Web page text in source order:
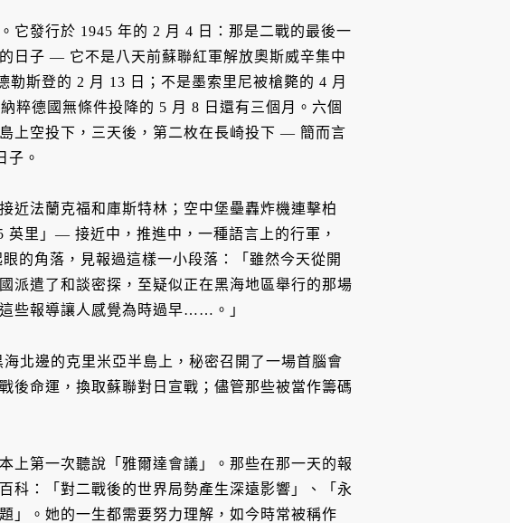
它發行於 1945 年的 2 月 4 日：那是二戰的最後一
日子 — 它不是八天前蘇聯紅軍解放奧斯威辛集中
斯登的 2 月 13 日；不是墨索里尼被槍斃的 4 月
粹德國無條件投降的 5 月 8 日還有三個月。六個
上空投下，三天後，第二枚在長崎投下 — 簡而言
子。
近法蘭克福和庫斯特林；空中堡壘轟炸機連擊柏
里」— 接近中，推進中，一種語言上的行軍，
的角落，見報過這樣一小段落：「雖然今天從開
派遣了和談密探，至疑似正在黑海地區舉行的那場
些報導讓人感覺為時過早……。」
北邊的克里米亞半島上，秘密召開了一場首腦會
後命運，換取蘇聯對日宣戰；儘管那些被當作籌碼
上第一次聽說「雅爾達會議」。那些在那一天的報
科：「對二戰後的世界局勢產生深遠影響」、「永
」。她的一生都需要努力理解，如今時常被稱作